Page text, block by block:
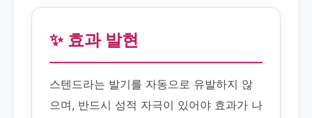
✨ 효과 발현
스텐드라는 발기를 자동으로 유발하지 않
으며, 반드시 성적 자극이 있어야 효과가 나